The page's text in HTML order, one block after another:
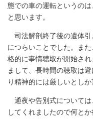
態での車の運転というの
と思います。
司法解剖終了後の遺体引
につらいことでした。ま
格的に事情聴取が開始さ
まして、長時間の聴取は
り精神的には厳しいとしか
通夜や告別式については
してくれましたので何と